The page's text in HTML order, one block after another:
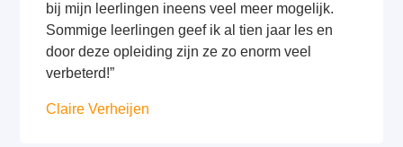
bij mijn leerlingen ineens veel meer mogelijk.
Sommige leerlingen geef ik al tien jaar les en
door deze opleiding zijn ze zo enorm veel
verbeterd!”
Claire Verheijen